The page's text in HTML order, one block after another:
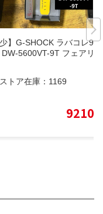
少】G-SHOCK ラバコレ99
DW-5600VT-9T フェアリ
トア在庫： 1169
9210